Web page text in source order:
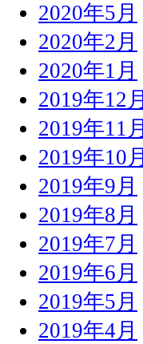
2020年5月
2020年2月
2020年1月
2019年12月
2019年11月
2019年10月
2019年9月
2019年8月
2019年7月
2019年6月
2019年5月
2019年4月